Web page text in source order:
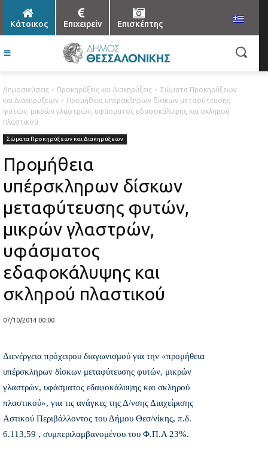
Κάτοικος Επιχειρείν Επισκέπτης
Δημοσιεύσεις Προκηρύξεις και Διακηρύξεις
Σώματα Προκηρύξεων
και Διακηρύξεων
Προμήθεια υπέρσκληρων δίσκων μεταφύτευσης
φυτών, μικρών γλαστρών, υφάσματος εδαφοκάλυψης και σκληρού
πλαστικού
Σώματα Προκηρύξεων και Διακηρύξεων
Προμήθεια
υπέρσκληρων δίσκων
μεταφύτευσης φυτών,
μικρών γλαστρών,
υφάσματος
εδαφοκάλυψης και
σκληρού πλαστικού
07/10/2014 00:00
Διενέργεια πρόχειρου διαγωνισμού για την «προμήθεια
υπέρσκληρων δίσκων μεταφύτευσης φυτών, μικρών
γλαστρών, υφάσματος εδαφοκάλυψης και σκληρού
πλαστικού», για τις ανάγκες της Δ/νσης Διαχείρισης
Αστικού Περιβάλλοντος του Δήμου Θεσ/νίκης, π.δ.
6.113,59 , συμπεριλαμβανομένου του Φ.Π.Α 23%.